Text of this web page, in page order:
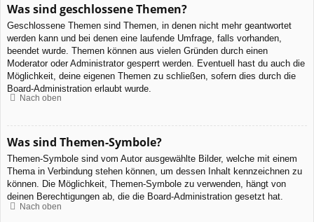
Was sind geschlossene Themen?
Geschlossene Themen sind Themen, in denen nicht mehr geantwortet
werden kann und bei denen eine laufende Umfrage, falls vorhanden,
beendet wurde. Themen können aus vielen Gründen durch einen
Moderator oder Administrator gesperrt werden. Eventuell hast du auch die
Möglichkeit, deine eigenen Themen zu schließen, sofern dies durch die
Board-Administration erlaubt wurde.
Nach oben
Was sind Themen-Symbole?
Themen-Symbole sind vom Autor ausgewählte Bilder, welche mit einem
Thema in Verbindung stehen können, um dessen Inhalt kennzeichnen zu
können. Die Möglichkeit, Themen-Symbole zu verwenden, hängt von
deinen Berechtigungen ab, die die Board-Administration gesetzt hat.
Nach oben